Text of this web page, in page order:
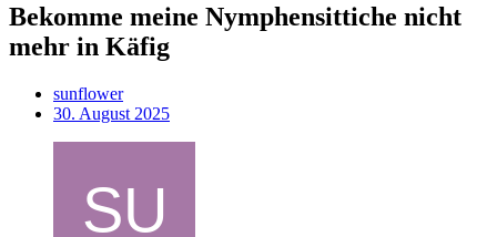
Bekomme meine Nymphensittiche nicht
mehr in Käfig
sunflower
30. August 2025